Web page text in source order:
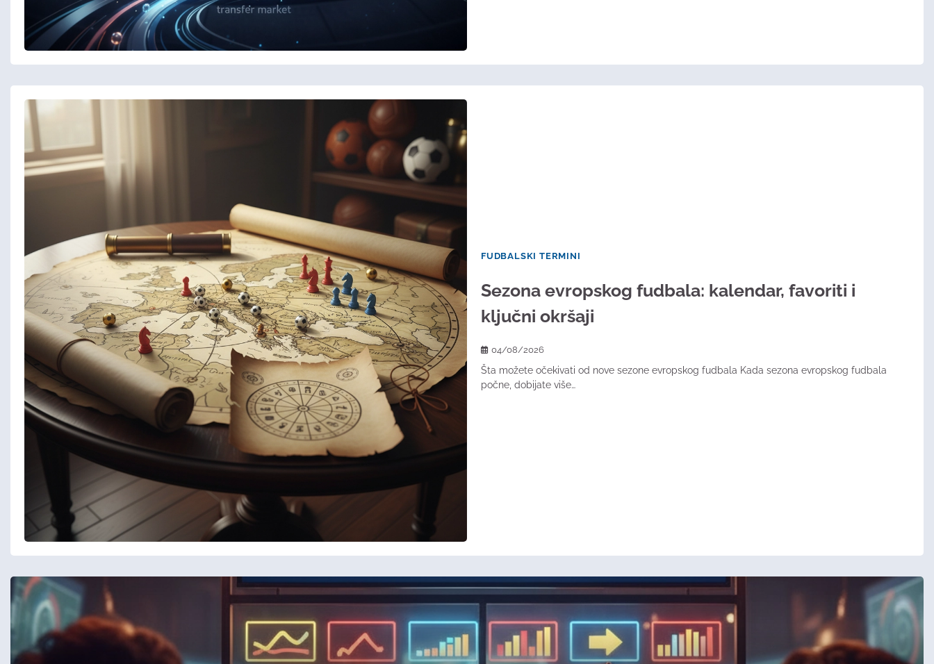
FUDBALSKI TERMINI
Sezona evropskog fudbala: kalendar, favoriti i
ključni okršaji
04/08/2026
Šta možete očekivati od nove sezone evropskog fudbala Kada sezona evropskog fudbala
počne, dobijate više…